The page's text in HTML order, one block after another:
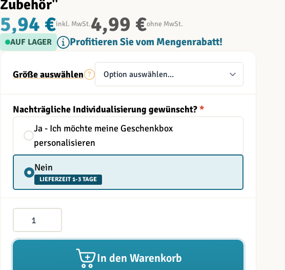
Zubehör"
5,94 €inkl. MwSt.4,99 €ohne MwSt.
AUF LAGER Profitieren Sie vom Mengenrabatt!
Größe auswählen
Nachträgliche Individualisierung gewünscht?*
Ja - Ich möchte meine Geschenkbox
personalisieren
Nein
LIEFERZEIT 1-3 TAGE
Menge
In den Warenkorb